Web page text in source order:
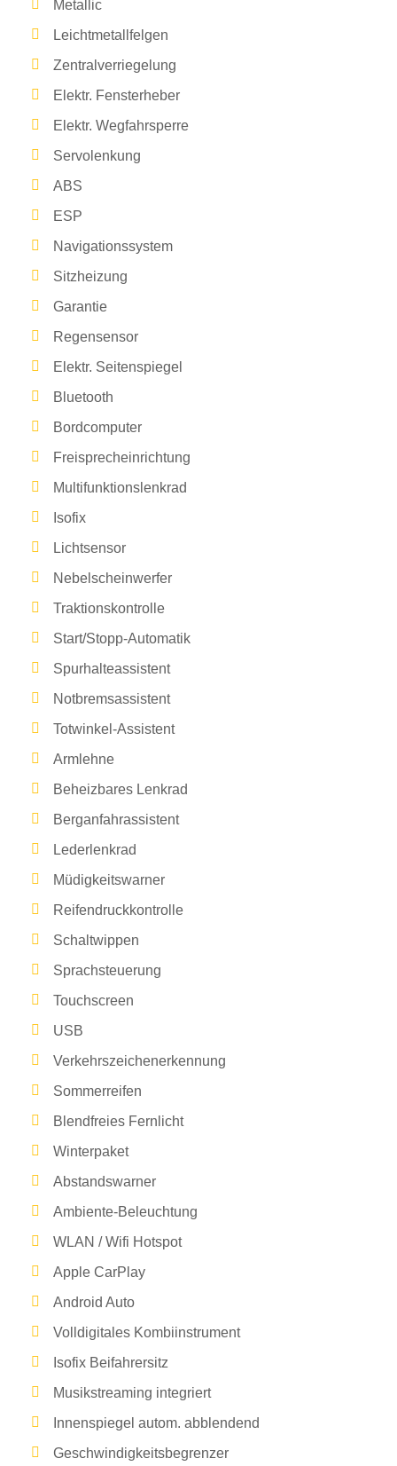
Metallic
Leichtmetallfelgen
Zentralverriegelung
Elektr. Fensterheber
Elektr. Wegfahrsperre
Servolenkung
ABS
ESP
Navigationssystem
Sitzheizung
Garantie
Regensensor
Elektr. Seitenspiegel
Bluetooth
Bordcomputer
Freisprecheinrichtung
Multifunktionslenkrad
Isofix
Lichtsensor
Nebelscheinwerfer
Traktionskontrolle
Start/Stopp-Automatik
Spurhalteassistent
Notbremsassistent
Totwinkel-Assistent
Armlehne
Beheizbares Lenkrad
Berganfahrassistent
Lederlenkrad
Müdigkeitswarner
Reifendruckkontrolle
Schaltwippen
Sprachsteuerung
Touchscreen
USB
Verkehrszeichenerkennung
Sommerreifen
Blendfreies Fernlicht
Winterpaket
Abstandswarner
Ambiente-Beleuchtung
WLAN / Wifi Hotspot
Apple CarPlay
Android Auto
Volldigitales Kombiinstrument
Isofix Beifahrersitz
Musikstreaming integriert
Innenspiegel autom. abblendend
Geschwindigkeitsbegrenzer